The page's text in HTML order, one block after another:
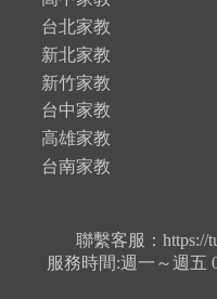
台北家教
新北家教
新竹家教
台中家教
高雄家教
台南家教
聯繫客服：https://
服務時間:週一～週五